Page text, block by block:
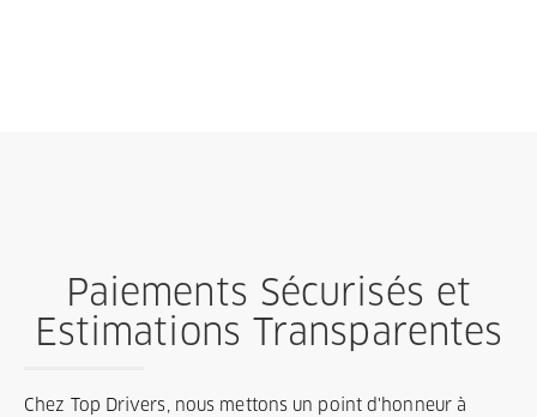
Paiements Sécurisés et
Estimations Transparentes
Chez Top Drivers, nous mettons un point d'honneur à